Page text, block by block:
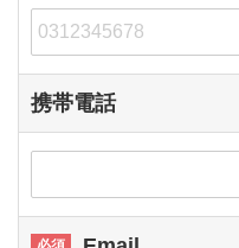
携帯電話